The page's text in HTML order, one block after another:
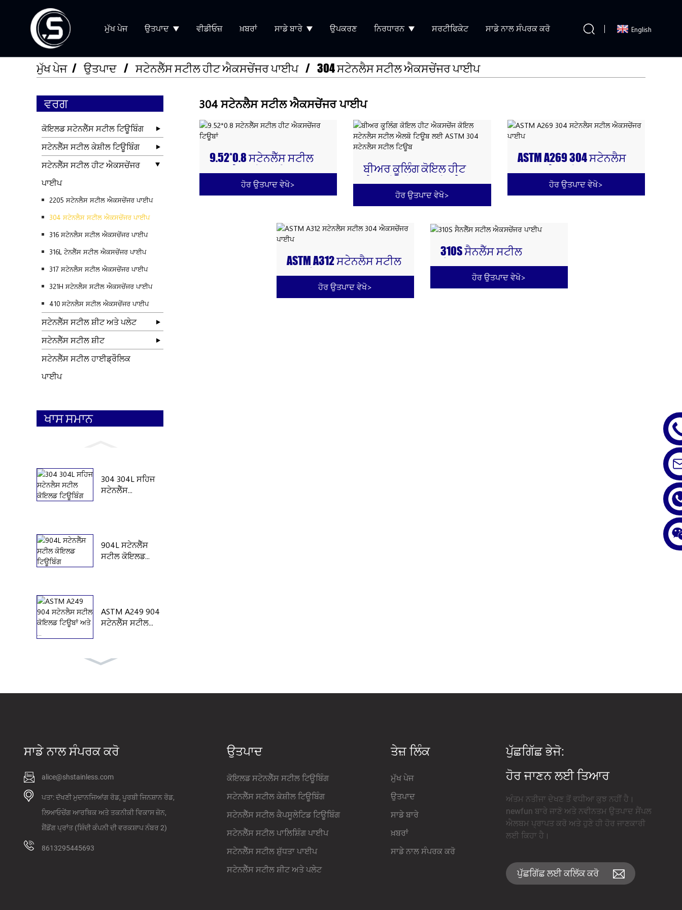
ਮੁੱਖ ਪੇਜ ਉਤਪਾਦ ਵੀਡੀਓਜ਼ ਖ਼ਬਰਾਂ ਸਾਡੇ ਬਾਰੇ ਉਪਕਰਣ ਨਿਰਧਾਰਨ ਸਰਟੀਫਿਕੇਟ ਸਾਡੇ ਨਾਲ ਸੰਪਰਕ ਕਰੋ English
ਮੁੱਖ ਪੇਜ ਉਤਪਾਦ ਸਟੇਨਲੈੱਸ ਸਟੀਲ ਹੀਟ ਐਕਸਚੇਂਜਰ ਪਾਈਪ 304 ਸਟੇਨਲੈਸ ਸਟੀਲ ਐਕਸਚੇਂਜਰ ਪਾਈਪ
ਵਰਗ
ਕੋਇਲਡ ਸਟੇਨਲੈੱਸ ਸਟੀਲ ਟਿਊਬਿੰਗ
ਸਟੇਨਲੈੱਸ ਸਟੀਲ ਕੇਸ਼ੀਲ ਟਿਊਬਿੰਗ
ਸਟੇਨਲੈੱਸ ਸਟੀਲ ਹੀਟ ਐਕਸਚੇਂਜਰ
ਪਾਈਪ
2205 ਸਟੇਨਲੈਸ ਸਟੀਲ ਐਕਸਚੇਂਜਰ ਪਾਈਪ
304 ਸਟੇਨਲੈਸ ਸਟੀਲ ਐਕਸਚੇਂਜਰ ਪਾਈਪ
316 ਸਟੇਨਲੈਸ ਸਟੀਲ ਐਕਸਚੇਂਜਰ ਪਾਈਪ
316L ਟੇਨਲੈੱਸ ਸਟੀਲ ਐਕਸਚੇਂਜਰ ਪਾਈਪ
317 ਸਟੇਨਲੈਸ ਸਟੀਲ ਐਕਸਚੇਂਜਰ ਪਾਈਪ
321H ਸਟੇਨਲੈਸ ਸਟੀਲ ਐਕਸਚੇਂਜਰ ਪਾਈਪ
410 ਸਟੇਨਲੈਸ ਸਟੀਲ ਐਕਸਚੇਂਜਰ ਪਾਈਪ
ਸਟੇਨਲੈੱਸ ਸਟੀਲ ਸ਼ੀਟ ਅਤੇ ਪਲੇਟ
ਸਟੇਨਲੈੱਸ ਸਟੀਲ ਸ਼ੀਟ
ਸਟੇਨਲੈੱਸ ਸਟੀਲ ਹਾਈਡ੍ਰੌਲਿਕ
ਪਾਈਪ
ਖਾਸ ਸਮਾਨ
304 304L ਸਹਿਜ
ਸਟੇਨਲੈੱਸ...
904L ਸਟੇਨਲੈੱਸ
ਸਟੀਲ ਕੋਇਲਡ...
ASTM A249 904
ਸਟੇਨਲੈੱਸ ਸਟੀਲ...
astm 316 ਸਟੇਨਲੈੱਸ
ਸਟੀਲ ਕੰਪਨੀ...
304 ਸਟੇਨਲੈਸ ਸਟੀਲ ਐਕਸਚੇਂਜਰ ਪਾਈਪ
9.52*0.8 ਸਟੇਨਲੈੱਸ ਸਟੀਲ
ਹੀਟ ਐਕਸਚੇਂਜਰ ਟਿਊਬਾਂ
ਹੋਰ ਉਤਪਾਦ ਵੇਖੋ>
ਬੀਅਰ ਕੂਲਿੰਗ ਕੋਇਲ ਹੀਟ
ਐਕਸਚੇਂਜ ਕੋਇਲ ਸਟੇਨਲੈਸ
ਸਟੀਲ ਐਲਬੋ ਟਿਊਬ ਲਈ
ASTM 304 ਸਟੇਨਲੈਸ ਸਟੀਲ
ਟਿਊਬ
ਹੋਰ ਉਤਪਾਦ ਵੇਖੋ>
ASTM A269 304 ਸਟੇਨਲੈਸ
ਸਟੀਲ ਐਕਸਚੇਂਜਰ ਪਾਈਪ
ਹੋਰ ਉਤਪਾਦ ਵੇਖੋ>
ASTM A312 ਸਟੇਨਲੈਸ ਸਟੀਲ
304 ਐਕਸਚੇਂਜਰ ਪਾਈਪ
ਹੋਰ ਉਤਪਾਦ ਵੇਖੋ>
310S ਸੈਨਲੈੱਸ ਸਟੀਲ
ਐਕਸਚੇਂਜਰ ਪਾਈਪ
ਹੋਰ ਉਤਪਾਦ ਵੇਖੋ>
ਸਾਡੇ ਨਾਲ ਸੰਪਰਕ ਕਰੋ
alice@shstainless.com
ਪਤਾ: ਦੱਖਣੀ ਮੁਦਾਨਜਿਆਂਗ ਰੋਡ, ਪੂਰਬੀ ਜਿਨਸ਼ਾਨ ਰੋਡ,
ਲਿਆਓਚੇਂਗ ਆਰਥਿਕ ਅਤੇ ਤਕਨੀਕੀ ਵਿਕਾਸ ਜ਼ੋਨ,
ਸ਼ੈਂਡੋਂਗ ਪ੍ਰਾਂਤ (ਸ਼ਿੰਦੀ ਕੰਪਨੀ ਦੀ ਵਰਕਸ਼ਾਪ ਨੰਬਰ 2)
8613295445693
ਉਤਪਾਦ
ਕੋਇਲਡ ਸਟੇਨਲੈੱਸ ਸਟੀਲ ਟਿਊਬਿੰਗ
ਸਟੇਨਲੈੱਸ ਸਟੀਲ ਕੇਸ਼ੀਲ ਟਿਊਬਿੰਗ
ਸਟੇਨਲੈੱਸ ਸਟੀਲ ਕੈਪਸੂਲੇਟਿਡ ਟਿਊਬਿੰਗ
ਸਟੇਨਲੈੱਸ ਸਟੀਲ ਪਾਲਿਸ਼ਿੰਗ ਪਾਈਪ
ਸਟੇਨਲੈੱਸ ਸਟੀਲ ਸ਼ੁੱਧਤਾ ਪਾਈਪ
ਸਟੇਨਲੈੱਸ ਸਟੀਲ ਸ਼ੀਟ ਅਤੇ ਪਲੇਟ
ਤੇਜ਼ ਲਿੰਕ
ਮੁੱਖ ਪੇਜ
ਉਤਪਾਦ
ਸਾਡੇ ਬਾਰੇ
ਖ਼ਬਰਾਂ
ਸਾਡੇ ਨਾਲ ਸੰਪਰਕ ਕਰੋ
ਪੁੱਛਗਿੱਛ ਭੇਜੋ:
ਹੋਰ ਜਾਣਨ ਲਈ ਤਿਆਰ
ਅੰਤਮ ਨਤੀਜਾ ਦੇਖਣ ਤੋਂ ਵਧੀਆ ਕੁਝ ਨਹੀਂ ਹੈ।
newfun ਬਾਰੇ ਜਾਣੋ ਅਤੇ ਨਵੀਨਤਮ ਉਤਪਾਦ ਸੈਂਪਲ
ਐਲਬਮ ਪ੍ਰਾਪਤ ਕਰੋ ਅਤੇ ਹੁਣੇ ਹੀ ਹੋਰ ਜਾਣਕਾਰੀ
ਲਈ ਕਿਹਾ ਹੈ।
ਪੁੱਛਗਿੱਛ ਲਈ ਕਲਿੱਕ ਕਰੋ